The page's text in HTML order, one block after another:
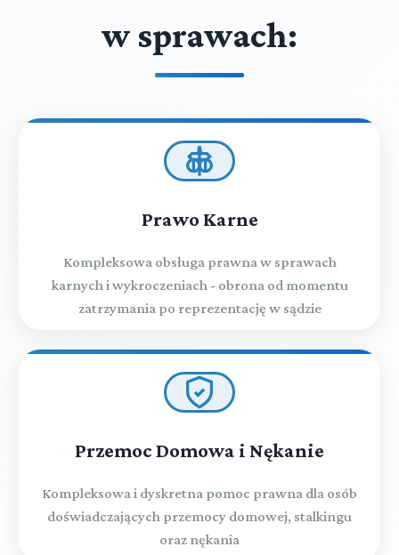
w sprawach:
Prawo Karne
Kompleksowa obsługa prawna w sprawach
karnych i wykroczeniach - obrona od momentu
zatrzymania po reprezentację w sądzie
Przemoc Domowa i Nękanie
Kompleksowa i dyskretna pomoc prawna dla osób
doświadczających przemocy domowej, stalkingu
oraz nękania